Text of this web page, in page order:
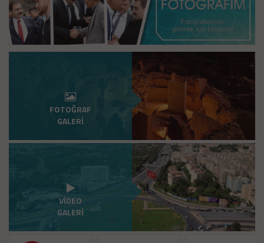
FOTOĞRAF
GALERI
VIDEO
GALERI